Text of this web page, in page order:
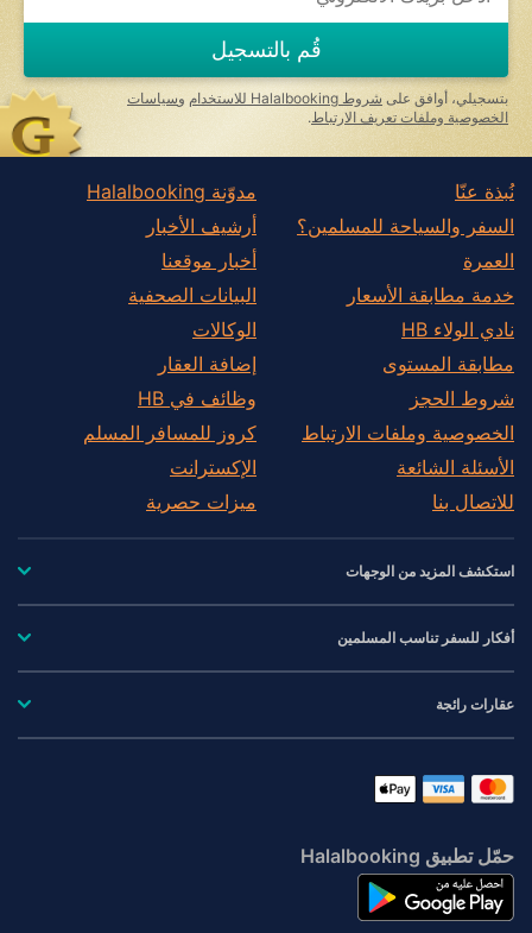
قُم بالتسجيل
بتسجيلي، أوافق على شروط Halalbooking للاستخدام وسياسات
الخصوصية وملفات تعريف الارتباط .
نُبذة عنّا
السفر والسياحة للمسلمين؟
العمرة
خدمة مطابقة الأسعار
نادي الولاء HB
مطابقة المستوى
شروط الحجز
الخصوصية وملفات الارتباط
الأسئلة الشائعة
للاتصال بنا
مدوّنة Halalbooking
أرشيف الأخبار
أخبار موقعنا
البيانات الصحفية
الوكالات
إضافة العقار
وظائف في HB
كروز للمسافر المسلم
الإكسترانت
ميزات حصرية
استكشف المزيد من الوجهات
أفكار للسفر تناسب المسلمين
عقارات رائجة
حمّل تطبيق Halalbooking